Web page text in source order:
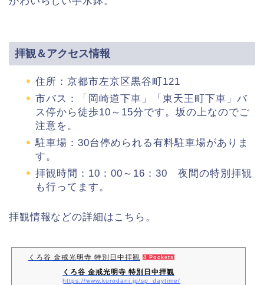
拝観＆アクセス情報
住所：京都市左京区黒谷町121
市バス：「岡崎道下車」「東天王町下車」バ
ス停から徒歩10～15分です。坂の上なのでご
注意を。
駐車場：30台停められる有料駐車場がありま
す。
拝観時間：10：00～16：30 夜間の特別拝観
も行ってます。
拝観情報などの詳細はこちら。
くろ谷 金戒光明寺 特別日中拝観 4 Pockets
くろ谷 金戒光明寺 特別日中拝観
https://www.kurodani.jp/sp_daytime/